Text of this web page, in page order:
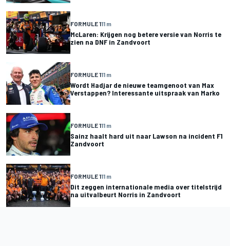
FORMULE 111 m
McLaren: Krijgen nog betere versie van Norris te
zien na DNF in Zandvoort
FORMULE 111 m
Wordt Hadjar de nieuwe teamgenoot van Max
Verstappen? Interessante uitspraak van Marko
FORMULE 111 m
Sainz haalt hard uit naar Lawson na incident F1
Zandvoort
FORMULE 111 m
Dit zeggen internationale media over titelstrijd
na uitvalbeurt Norris in Zandvoort